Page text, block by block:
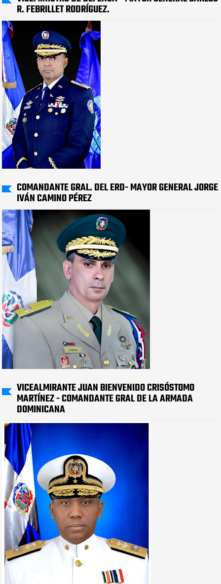
R. FEBRILLET RODRÍGUEZ.
COMANDANTE GRAL. DEL ERD- MAYOR GENERAL JORGE
IVÁN CAMINO PÉREZ
VICEALMIRANTE JUAN BIENVENIDO CRISÓSTOMO
MARTÍNEZ - COMANDANTE GRAL DE LA ARMADA
DOMINICANA